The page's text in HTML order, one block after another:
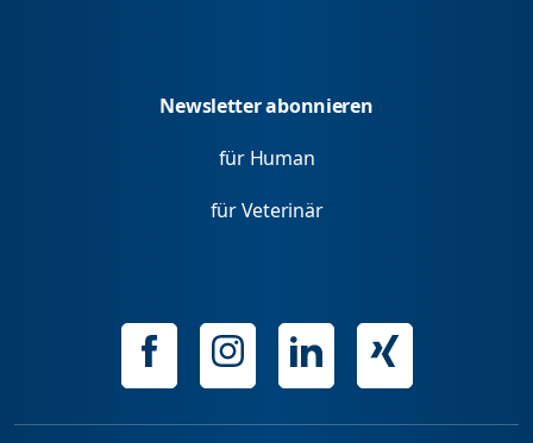
Newsletter abonnieren
für Human
für Veterinär